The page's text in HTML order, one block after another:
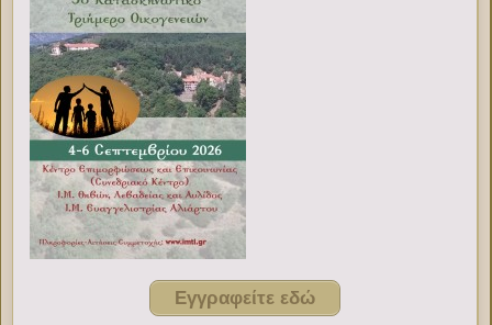
Εγγραφείτε εδώ